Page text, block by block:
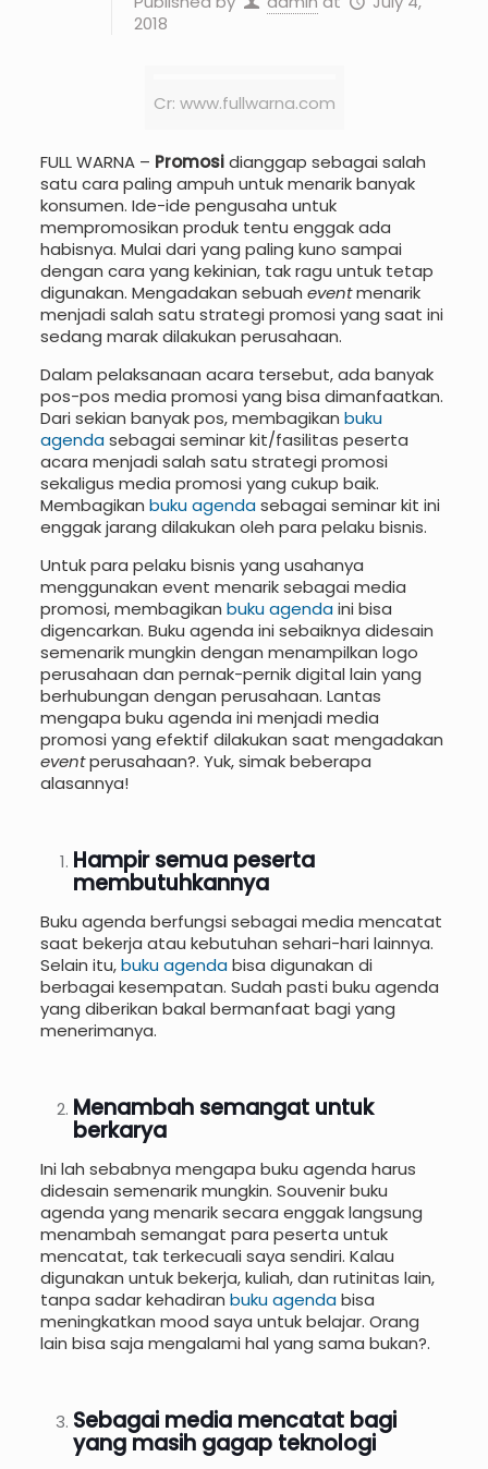
2018
Cr: www.fullwarna.com
FULL WARNA – Promosidianggap sebagai salah
satu cara paling ampuh untuk menarik banyak
konsumen. Ide-ide pengusaha untuk
mempromosikan produk tentu enggak ada
habisnya. Mulai dari yang paling kuno sampai
dengan cara yang kekinian, tak ragu untuk tetap
digunakan. Mengadakan sebuah eventmenarik
menjadi salah satu strategi promosi yang saat ini
sedang marak dilakukan perusahaan.
Dalam pelaksanaan acara tersebut, ada banyak
pos-pos media promosi yang bisa dimanfaatkan.
Dari sekian banyak pos, membagikan buku
agendasebagai seminar kit/fasilitas peserta
acara menjadi salah satu strategi promosi
sekaligus media promosi yang cukup baik.
Membagikan buku agendasebagai seminar kit ini
enggak jarang dilakukan oleh para pelaku bisnis.
Untuk para pelaku bisnis yang usahanya
menggunakan event menarik sebagai media
promosi, membagikan buku agendaini bisa
digencarkan. Buku agenda ini sebaiknya didesain
semenarik mungkin dengan menampilkan logo
perusahaan dan pernak-pernik digital lain yang
berhubungan dengan perusahaan. Lantas
mengapa buku agenda ini menjadi media
promosi yang efektif dilakukan saat mengadakan
eventperusahaan?. Yuk, simak beberapa
alasannya!
Hampir semua peserta
membutuhkannya
Buku agenda berfungsi sebagai media mencatat
saat bekerja atau kebutuhan sehari-hari lainnya.
Selain itu,buku agendabisa digunakan di
berbagai kesempatan. Sudah pasti buku agenda
yang diberikan bakal bermanfaat bagi yang
menerimanya.
Menambah semangat untuk
berkarya
Ini lah sebabnya mengapa buku agenda harus
didesain semenarik mungkin. Souvenir buku
agenda yang menarik secara enggak langsung
menambah semangat para peserta untuk
mencatat, tak terkecuali saya sendiri. Kalau
digunakan untuk bekerja, kuliah, dan rutinitas lain,
tanpa sadar kehadiran buku agendabisa
meningkatkan mood saya untuk belajar. Orang
lain bisa saja mengalami hal yang sama bukan?.
Sebagai media mencatat bagi
yang masih gagap teknologi